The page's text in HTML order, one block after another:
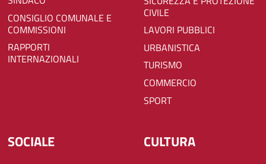
CONSIGLIO COMUNALE E
COMMISSIONI
RAPPORTI
INTERNAZIONALI
CIVILE
LAVORI PUBBLICI
URBANISTICA
TURISMO
COMMERCIO
SPORT
SOCIALE CULTURA